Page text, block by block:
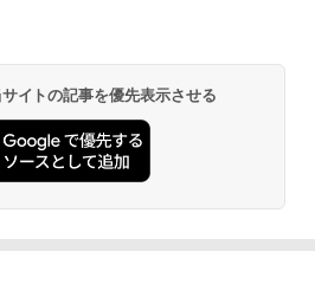
イトの記事を優先表示させる